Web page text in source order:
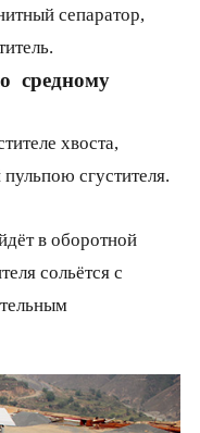
сепаратор,
средному
хвоста,
сгустителя.
в оборотной
сольётся с